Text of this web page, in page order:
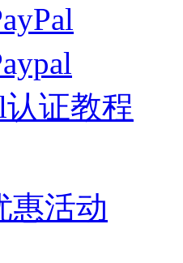
认证教程
惠活动